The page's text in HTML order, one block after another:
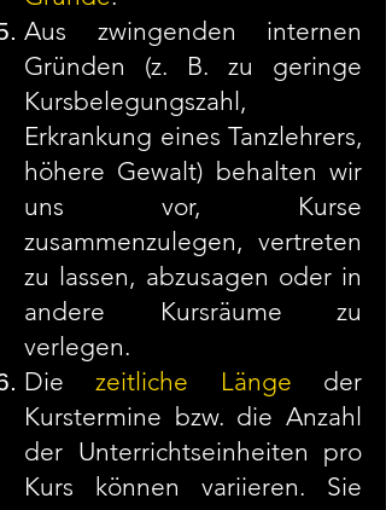
Aus zwingenden internen
Gründen (z. B. zu geringe
Kursbelegungszahl,
Erkrankung eines Tanzlehrers,
höhere Gewalt) behalten wir
uns vor, Kurse
zusammenzulegen, vertreten
zu lassen, abzusagen oder in
andere Kursräume zu
verlegen.
Diezeitliche Länge der
Kurstermine bzw. die Anzahl
der Unterrichtseinheiten pro
Kurs können variieren. Sie